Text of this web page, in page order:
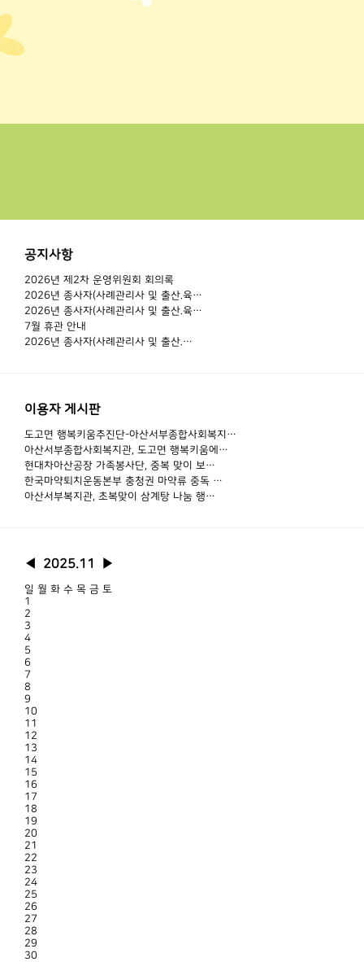
공지사항
2026년 제2차 운영위원회 회의록
2026년 종사자(사례관리사 및 출산.육…
2026년 종사자(사례관리사 및 출산.육…
7월 휴관 안내
2026년 종사자(사례관리사 및 출산.…
이용자 게시판
도고면 행복키움추진단-아산서부종합사회복지…
아산서부종합사회복지관, 도고면 행복키움에…
현대차아산공장 가족봉사단, 중복 맞이 보…
한국마약퇴치운동본부 충청권 마약류 중독 …
아산서부복지관, 초복맞이 삼계탕 나눔 행…
◀ 2025.11 ▶
일 월 화 수 목 금 토
1
2
3
4
5
6
7
8
9
10
11
12
13
14
15
16
17
18
19
20
21
22
23
24
25
26
27
28
29
30